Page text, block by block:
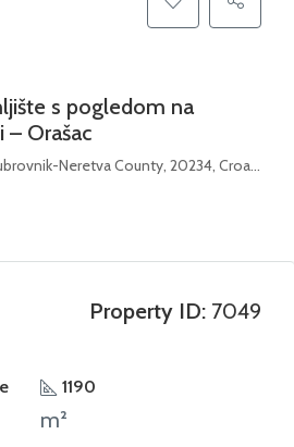
s pogledom na
– Orašac
Neretva County, 20234, Croatia
Property ID: 7049
1190
m²